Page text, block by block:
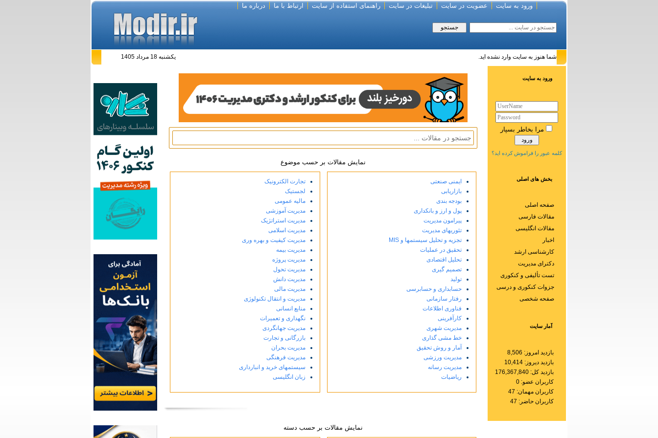
ورود به سایت عضویت در سایت تبلیغات در سایت راهنمای استفاده از سایت ارتباط با ما درباره ما
شما هنوز به سایت وارد نشده اید. یکشنبه 18 مرداد 1405
ورود به سایت
مرا بخاطر بسپار
کلمه عبور را فراموش کرده اید؟
بخش های اصلی
صفحه اصلی
مقالات فارسی
مقالات انگلیسی
اخبار
کارشناسی ارشد
دکترای مدیریت
تست تألیفی و کنکوری
جزوات کنکوری و درسی
صفحه شخصی
آمار سایت
بازدید امروز: 8,506
بازدید دیروز: 10,414
بازدید کل: 176,367,840
کاربران عضو: 0
کاربران مهمان: 47
کاربران حاضر: 47
نمایش مقالات بر حسب موضوع
ایمنی صنعتی
بازاریابی
بودجه بندی
پول و ارز و بانکداری
پیرامون مدیریت
تئوریهای مدیریت
تجزیه و تحلیل سیستمها و MIS
تحقیق در عملیات
تحلیل اقتصادی
تصمیم گیری
تولید
حسابداری و حسابرسی
رفتار سازمانی
فناوری اطلاعات
کارآفرینی
مدیریت شهری
خط مشی گذاری
آمار و روش تحقیق
مدیریت ورزشی
مدیریت رسانه
ریاضیات
تجارت الکترونیک
لجستیک
مالیه عمومی
مدیریت آموزشی
مدیریت استراتژیک
مدیریت اسلامی
مدیریت کیفیت و بهره وری
مدیریت بیمه
مدیریت پروژه
مدیریت تحول
مدیریت دانش
مدیریت مالی
مدیریت و انتقال تکنولوژی
منابع انسانی
نگهداری و تعمیرات
مدیریت جهانگردی
بازرگانی و تجارت
مدیریت بحران
مدیریت فرهنگی
سیستمهای خرید و انبارداری
زبان انگلیسی
نمایش مقالات بر حسب دسته